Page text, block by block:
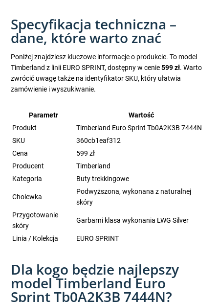
Specyfikacja techniczna –
dane, które warto znać
Poniżej znajdziesz kluczowe informacje o produkcie. To model
Timberland z linii EURO SPRINT, dostępny w cenie599 zł. Warto
zwrócić uwagę także na identyfikator SKU, który ułatwia
zamówienie i wyszukiwanie.
Parametr
Wartość
Produkt
Timberland Euro Sprint Tb0A2K3B 7444N
SKU
360cb1eaf312
Cena
599 zł
Producent
Timberland
Kategoria
Buty trekkingowe
Cholewka
Podwyższona, wykonana z naturalnej
skóry
Przygotowanie
skóry
Garbarni klasa wykonania LWG Silver
Linia / Kolekcja EURO SPRINT
Dla kogo będzie najlepszy
model Timberland Euro
Sprint Tb0A2K3B 7444N?